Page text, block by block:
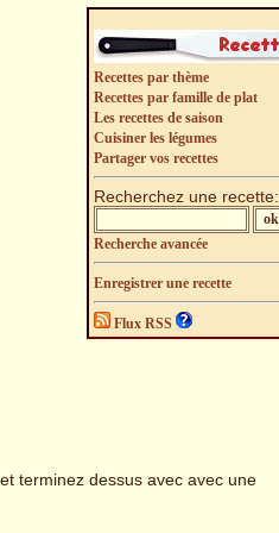
Recettes par thème
Recettes par famille de plat
Les recettes de saison
Cuisiner les légumes
Partager vos recettes
Recherchez une recette:
Recherche avancée
Enregistrer une recette
Flux RSS
terminez dessus avec avec une